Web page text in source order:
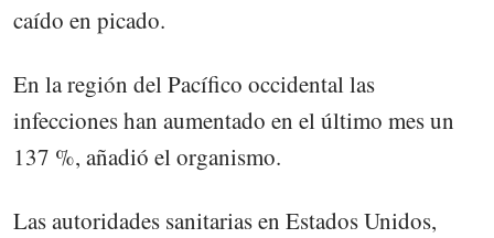
caído en picado.
En la región del Pacífico occidental las
infecciones han aumentado en el último mes un
137 %, añadió el organismo.
Las autoridades sanitarias en Estados Unidos,